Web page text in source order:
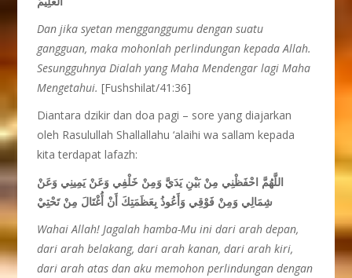
Dan jika syetan mengganggumu dengan suatu
gangguan, maka mohonlah perlindungan kepada Allah.
Sesungguhnya Dialah yang Maha Mendengar lagi Maha
Mengetahui. [Fushshilat/41:36]
Diantara dzikir dan doa pagi – sore yang diajarkan
oleh Rasulullah Shallallahu ‘alaihi wa sallam kepada
kita terdapat lafazh:
اللَّهُمَّ احْفَظْنِي مِنْ بَيْنِ يَدَيَّ وَمِنْ خَلْفِي وَعَنْ يَمِينِي وَعَنْ
شِمَالِي وَمِنْ فَوْقِي وَأَعُوذُ بِعَظَمَتِكَ أَنْ أُغْتَالَ مِنْ تَحْتِيْ
Wahai Allah! Jagalah hamba-Mu ini dari arah depan,
dari arah belakang, dari arah kanan, dari arah kiri,
dari arah atas dan aku memohon perlindungan dengan